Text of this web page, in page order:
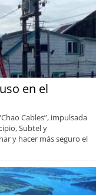
en el
Cables”, impulsada
Subtel y
y hacer más seguro el